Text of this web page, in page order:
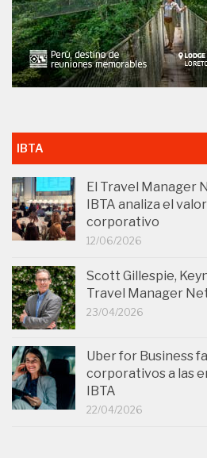
IBTA
El Travel Manager
IBTA analiza el
corporativo
12/06/2026
Scott Gillespie,
Travel Manager
23/04/2026
Uber for Business
corporativos a las
IBTA
22/04/2026